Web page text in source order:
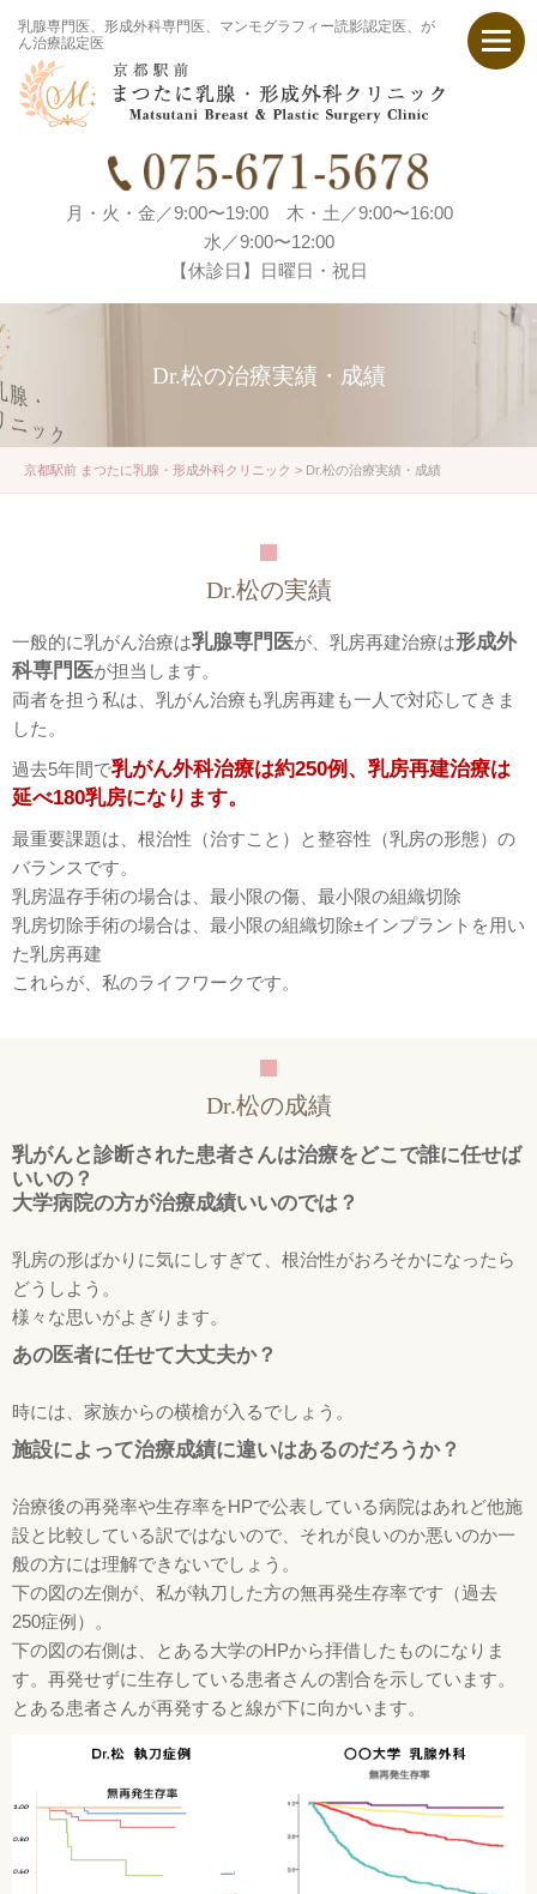
乳腺専門医、形成外科専門医、マンモグラフィー読影認定医、が
ん治療認定医
月・火・金／9:00〜19:00 木・土／9:00〜16:00
水／9:00〜12:00
【休診日】日曜日・祝日
Dr.松の治療実績・成績
京都駅前 まつたに乳腺・形成外科クリニック > Dr.松の治療実績・成績
Dr.松の実績
一般的に乳がん治療は乳腺専門医が、乳房再建治療は形成外
科専門医が担当します。
両者を担う私は、乳がん治療も乳房再建も一人で対応してきま
した。
過去5年間で乳がん外科治療は約250例、乳房再建治療は
延べ180乳房になります。
最重要課題は、根治性（治すこと）と整容性（乳房の形態）の
バランスです。
乳房温存手術の場合は、最小限の傷、最小限の組織切除
乳房切除手術の場合は、最小限の組織切除±インプラントを用い
た乳房再建
これらが、私のライフワークです。
Dr.松の成績
乳がんと診断された患者さんは治療をどこで誰に任せば
いいの？
大学病院の方が治療成績いいのでは？
乳房の形ばかりに気にしすぎて、根治性がおろそかになったら
どうしよう。
様々な思いがよぎります。
あの医者に任せて大丈夫か？
時には、家族からの横槍が入るでしょう。
施設によって治療成績に違いはあるのだろうか？
治療後の再発率や生存率をHPで公表している病院はあれど他施
設と比較している訳ではないので、それが良いのか悪いのか一
般の方には理解できないでしょう。
下の図の左側が、私が執刀した方の無再発生存率です（過去
250症例）。
下の図の右側は、とある大学のHPから拝借したものになりま
す。再発せずに生存している患者さんの割合を示しています。
とある患者さんが再発すると線が下に向かいます。